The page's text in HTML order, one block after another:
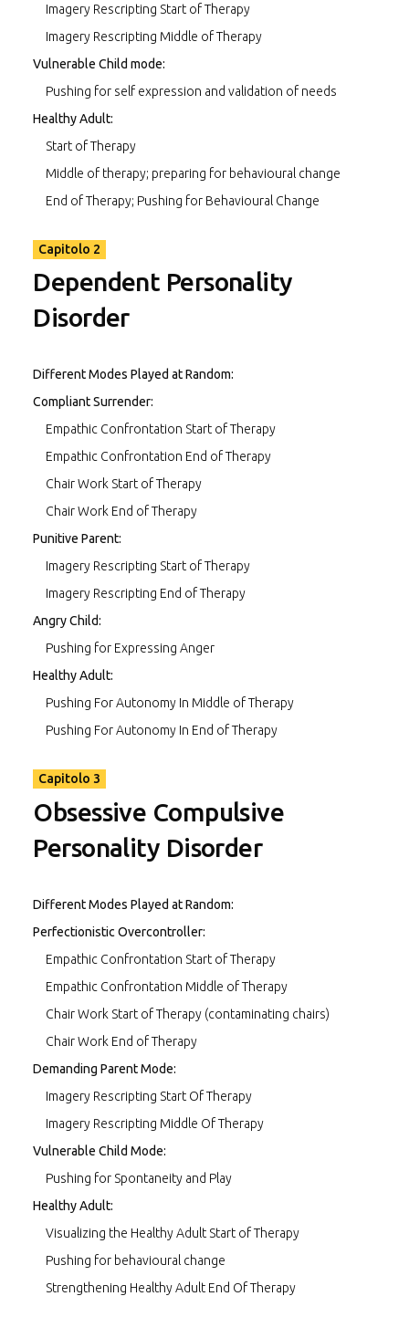
Imagery Rescripting Start of Therapy
Imagery Rescripting Middle of Therapy
Vulnerable Child mode:
Pushing for self expression and validation of needs
Healthy Adult:
Start of Therapy
Middle of therapy; preparing for behavioural change
End of Therapy; Pushing for Behavioural Change
Capitolo 2
Dependent Personality
Disorder
Different Modes Played at Random:
Compliant Surrender:
Empathic Confrontation Start of Therapy
Empathic Confrontation End of Therapy
Chair Work Start of Therapy
Chair Work End of Therapy
Punitive Parent:
Imagery Rescripting Start of Therapy
Imagery Rescripting End of Therapy
Angry Child:
Pushing for Expressing Anger
Healthy Adult:
Pushing For Autonomy In Middle of Therapy
Pushing For Autonomy In End of Therapy
Capitolo 3
Obsessive Compulsive
Personality Disorder
Different Modes Played at Random:
Perfectionistic Overcontroller:
Empathic Confrontation Start of Therapy
Empathic Confrontation Middle of Therapy
Chair Work Start of Therapy (contaminating chairs)
Chair Work End of Therapy
Demanding Parent Mode:
Imagery Rescripting Start Of Therapy
Imagery Rescripting Middle Of Therapy
Vulnerable Child Mode:
Pushing for Spontaneity and Play
Healthy Adult:
Visualizing the Healthy Adult Start of Therapy
Pushing for behavioural change
Strengthening Healthy Adult End Of Therapy